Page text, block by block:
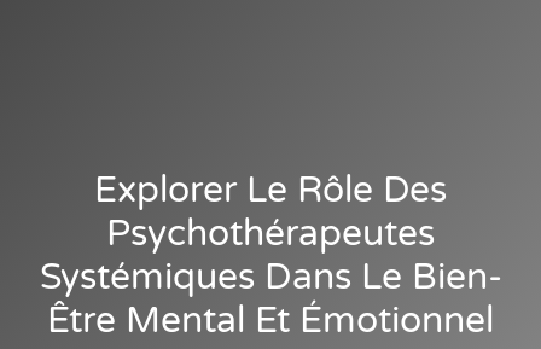
Explorer Le Rôle Des
Psychothérapeutes
Systémiques Dans Le Bien-
Être Mental Et Émotionnel